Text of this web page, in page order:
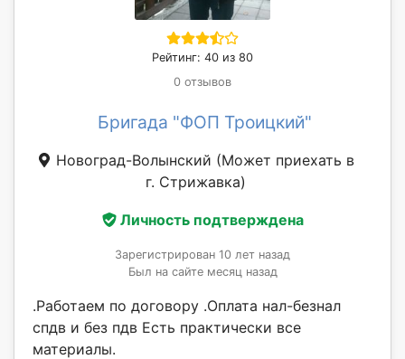
Рейтинг: 40 из 80
0 отзывов
Бригада "ФОП Троицкий"
Новоград-Волынский (Может приехать в
г. Стрижавка)
Личность подтверждена
Зарегистрирован 10 лет назад
Был на сайте месяц назад
.Работаем по договору .Оплата нал-безнал
спдв и без пдв Есть практически все
материалы.